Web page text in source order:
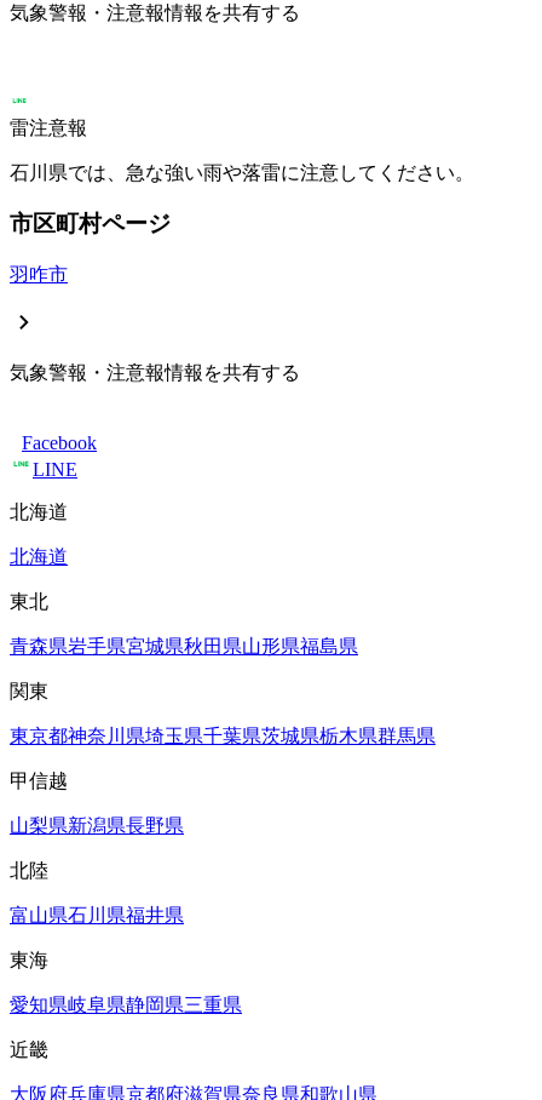
気象警報・注意報情報を共有する
雷注意報
石川県では、急な強い雨や落雷に注意してください。
市区町村ページ
羽咋市
気象警報・注意報情報を共有する
Facebook
LINE
北海道
北海道
東北
青森県岩手県宮城県秋田県山形県福島県
関東
東京都神奈川県埼玉県千葉県茨城県栃木県群馬県
甲信越
山梨県新潟県長野県
北陸
富山県石川県福井県
東海
愛知県岐阜県静岡県三重県
近畿
大阪府兵庫県京都府滋賀県奈良県和歌山県